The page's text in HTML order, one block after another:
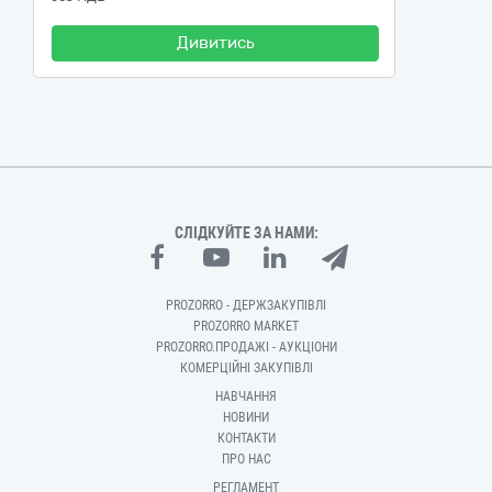
Дивитись
СЛІДКУЙТЕ ЗА НАМИ:
PROZORRO - ДЕРЖЗАКУПІВЛІ
PROZORRO MARKET
PROZORRO.ПРОДАЖІ - АУКЦІОНИ
КОМЕРЦІЙНІ ЗАКУПІВЛІ
НАВЧАННЯ
НОВИНИ
КОНТАКТИ
ПРО НАС
РЕГЛАМЕНТ